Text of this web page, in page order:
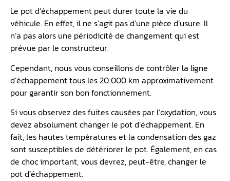
Le pot d’échappement peut durer toute la vie du
véhicule. En effet, il ne s’agit pas d’une pièce d’usure. Il
n’a pas alors une périodicité de changement qui est
prévue par le constructeur.
Cependant, nous vous conseillons de contrôler la ligne
d’échappement tous les 20 000 km approximativement
pour garantir son bon fonctionnement.
Si vous observez des fuites causées par l’oxydation, vous
devez absolument changer le pot d’échappement. En
fait, les hautes températures et la condensation des gaz
sont susceptibles de détériorer le pot. Également, en cas
de choc important, vous devrez, peut-être, changer le
pot d’échappement.